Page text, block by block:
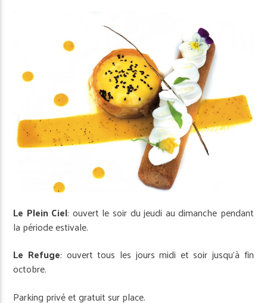
Le Plein Ciel: ouvert le soir du jeudi au dimanche pendant
la période estivale.
Le Refuge: ouvert tous les jours midi et soir jusqu’à fin
octobre.
Parking privé et gratuit sur place.